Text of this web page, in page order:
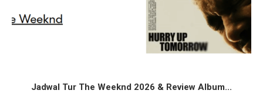
Jadwal Tur The Weeknd 2026 & Review Album...